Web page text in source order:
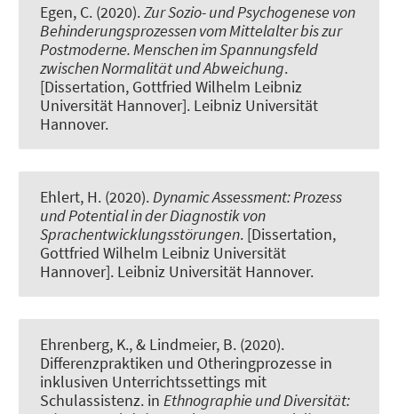
Egen, C. (2020).Zur Sozio- und Psychogenese von
Behinderungsprozessen vom Mittelalter bis zur
Postmoderne. Menschen im Spannungsfeld
zwischen Normalität und Abweichung.
[Dissertation, Gottfried Wilhelm Leibniz
Universität Hannover]. Leibniz Universität
Hannover.
Ehlert, H. (2020).Dynamic Assessment: Prozess
und Potential in der Diagnostik von
Sprachentwicklungsstörungen. [Dissertation,
Gottfried Wilhelm Leibniz Universität
Hannover]. Leibniz Universität Hannover.
Ehrenberg, K., & Lindmeier, B. (2020).
Differenzpraktiken und Otheringprozesse in
inklusiven Unterrichtssettings mit
Schulassistenz. in Ethnographie und Diversität: